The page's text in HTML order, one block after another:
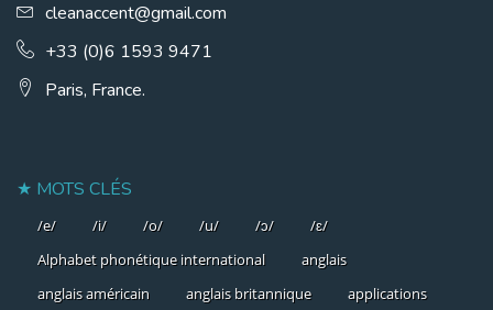
cleanaccent@gmail.com
+33 (0)6 1593 9471
Paris, France.
MOTS CLÉS
/e/ /i/ /o/ /u/ /ɔ/
/ɛ/
Alphabet phonétique international
anglais
anglais américain
anglais britannique
applications